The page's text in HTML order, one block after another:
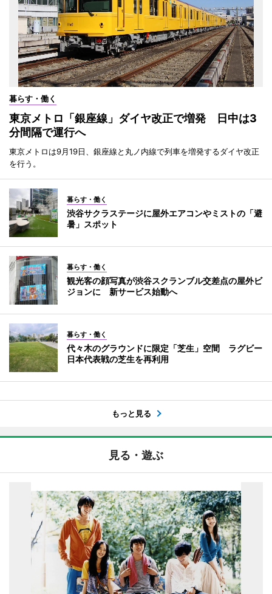
暮らす・働く
東京メトロ「銀座線」ダイヤ改正で増発 日中は3
分間隔で運行へ
東京メトロは9月19日、銀座線と丸ノ内線で列車を増発するダイヤ改正
を行う。
暮らす・働く
渋谷サクラステージに屋外エアコンやミストの「避
暑」スポット
暮らす・働く
観光客の顔写真が渋谷スクランブル交差点の屋外ビ
ジョンに 新サービス始動へ
暮らす・働く
代々木のグラウンドに限定「芝生」空間 ラグビー
日本代表戦の芝生を再利用
もっと見る
見る・遊ぶ